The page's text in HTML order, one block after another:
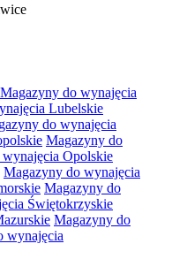
Magazyny do wynajęcia
Lubelskie
do wynajęcia
Magazyny do
Opolskie
Magazyny do wynajęcia
Magazyny do
Świętokrzyskie
Magazyny do
wynajęcia